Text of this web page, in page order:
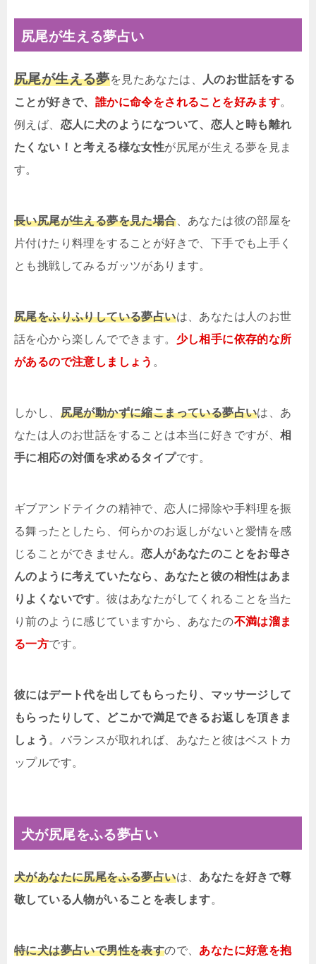
尻尾が生える夢占い
尻尾が生える夢を見たあなたは、
人のお世話をする
ことが好きで、 誰かに命令をされることを好みます。
例えば、 恋人に犬のようになついて、恋人と時も離れ
たくない！と考える様な女性が尻尾が生える夢を見ま
す。
長い尻尾が生える夢を見た場合、あなたは彼の部屋を
片付けたり料理をすることが好きで、下手でも上手く
とも挑戦してみるガッツがあります。
尻尾をふりふりしている夢占いは、あなたは人のお世
話を心から楽しんでできます。 少し相手に依存的な所
があるので注意しましょう 。
しかし、 尻尾が動かずに縮こまっている夢占いは、あ
なたは人のお世話をすることは本当に好きですが、相
手に相応の対価を求めるタイプです。
ギブアンドテイクの精神で、恋人に掃除や手料理を振
る舞ったとしたら、何らかのお返しがないと愛情を感
じることができません。恋人があなたのことをお母さ
んのように考えていたなら、あなたと彼の相性はあま
りよくないです。彼はあなたがしてくれることを当た
り前のように感じていますから、あなたの不満は溜ま
る一方です。
彼にはデート代を出してもらったり、マッサージして
もらったりして、どこかで満足できるお返しを頂きま
しょう 。バランスが取れれば、あなたと彼はベストカ
ップルです。
犬が尻尾をふる夢占い
犬があなたに尻尾をふる夢占いは、 あなたを好きで尊
敬している人物がいることを表します。
特に犬は夢占いで男性を表すので、 あなたに好意を抱